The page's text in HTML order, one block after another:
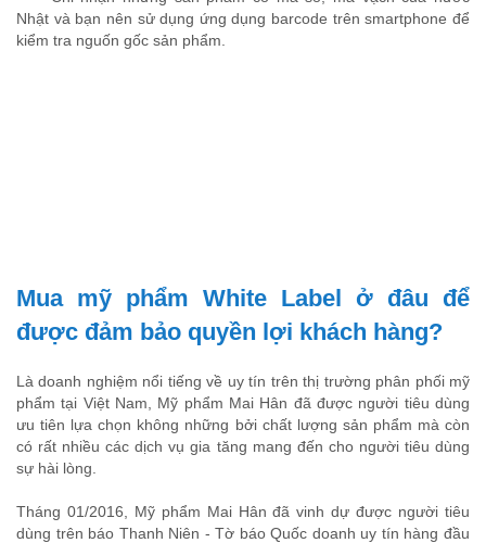
Nhật và bạn nên sử dụng ứng dụng barcode trên smartphone để
kiểm tra nguốn gốc sản phẩm.
Mua mỹ phẩm White Label ở đâu để
được đảm bảo quyền lợi khách hàng?
Là doanh nghiệm nổi tiếng về uy tín trên thị trường phân phối mỹ
phẩm tại Việt Nam, Mỹ phẩm Mai Hân đã được người tiêu dùng
ưu tiên lựa chọn không những bởi chất lượng sản phẩm mà còn
có rất nhiều các dịch vụ gia tăng mang đến cho người tiêu dùng
sự hài lòng.
Tháng 01/2016, Mỹ phẩm Mai Hân đã vinh dự được người tiêu
dùng trên báo Thanh Niên - Tờ báo Quốc doanh uy tín hàng đầu